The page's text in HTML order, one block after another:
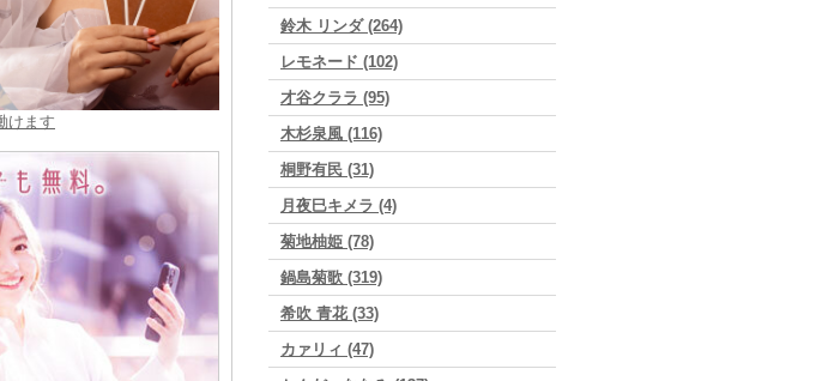
けます
鈴木 リンダ (264)
レモネード (102)
才谷クララ (95)
木杉泉風 (116)
桐野有民 (31)
月夜巳キメラ (4)
菊地柚姫 (78)
鍋島菊歌 (319)
希吹 青花 (33)
カァリィ (47)